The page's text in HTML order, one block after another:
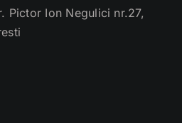
Pictor Ion Negulici nr.27,